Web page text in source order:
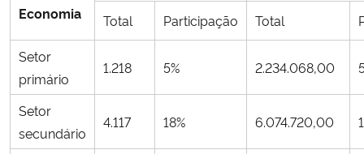
Economia
Total Participação Total
Setor
primário
1.218 5% 2.234.068,00
Setor
secundário
4.117 18% 6.074.720,00